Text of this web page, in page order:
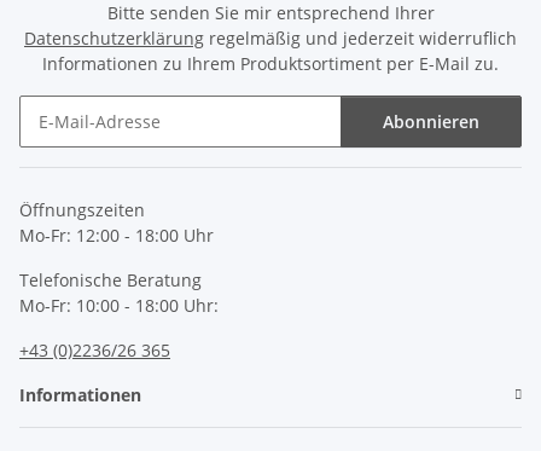
Bitte senden Sie mir entsprechend Ihrer
Datenschutzerklärung regelmäßig und jederzeit widerruflich
Informationen zu Ihrem Produktsortiment per E-Mail zu.
Abonnieren
Öffnungszeiten
Mo-Fr: 12:00 - 18:00 Uhr
Telefonische Beratung
Mo-Fr: 10:00 - 18:00 Uhr:
+43 (0)2236/26 365
Informationen